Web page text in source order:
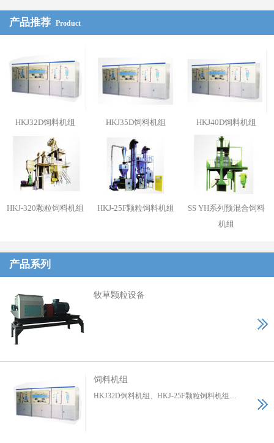
产品推荐 Product
HKJ32D饲料机组 HKJ35D饲料机组 HKJ40D饲料机组
HKJ-320颗粒饲料机组 HKJ-25F颗粒饲料机组
SS YH系列预混合饲料
机组
产品系列
牧草颗粒设备
饲料机组
HKJ32D饲料机组、HKJ-25F颗粒饲料机组…